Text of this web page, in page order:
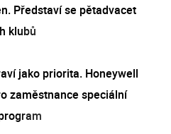
Představí se pětadvacet
klubů
jako priorita. Honeywell
zaměstnance speciální